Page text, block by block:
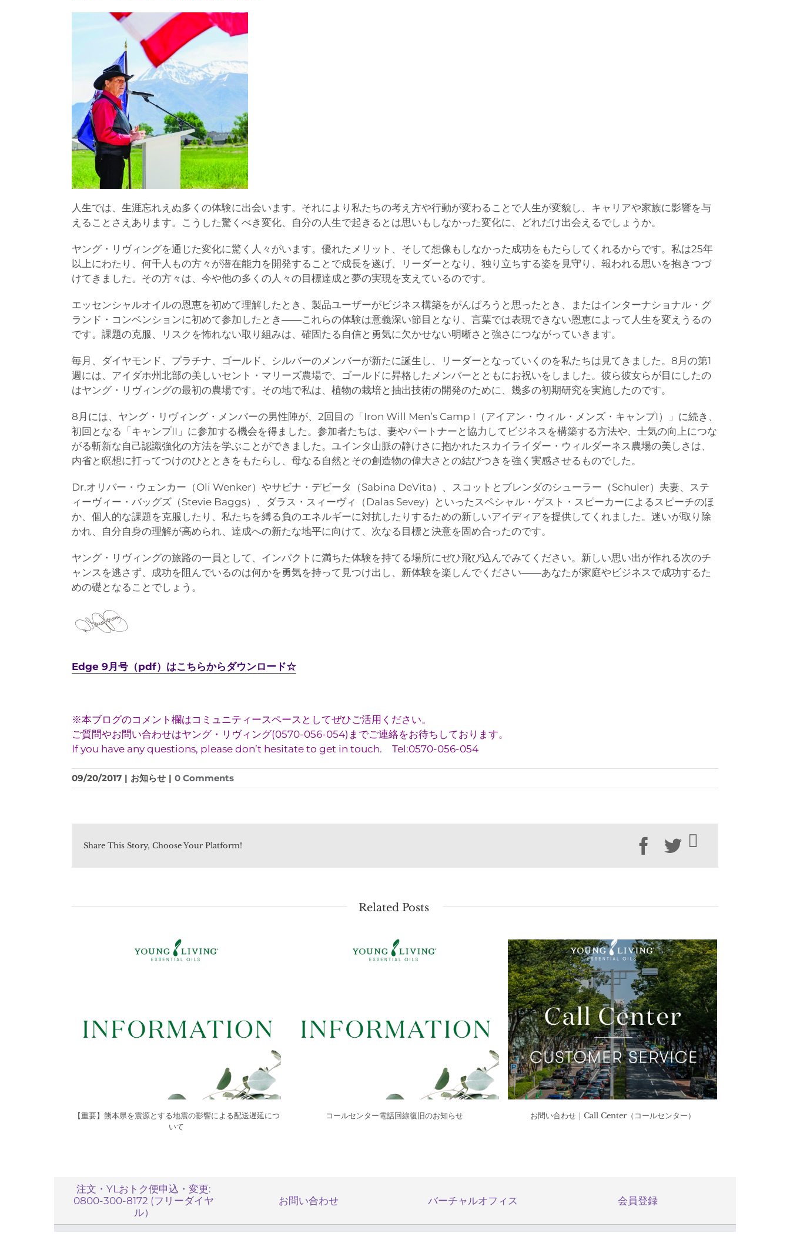
人生では、生涯忘れえぬ多くの体験に出会います。それにより私たちの考え方や行動が変わることで人生が変貌し、キャリアや家族に影響を与
えることさえあります。こうした驚くべき変化、自分の人生で起きるとは思いもしなかった変化に、どれだけ出会えるでしょうか。
ヤング・リヴィングを通じた変化に驚く人々がいます。優れたメリット、そして想像もしなかった成功をもたらしてくれるからです。私は25年
以上にわたり、何千人もの方々が潜在能力を開発することで成長を遂げ、リーダーとなり、独り立ちする姿を見守り、報われる思いを抱きつづ
けてきました。その方々は、今や他の多くの人々の目標達成と夢の実現を支えているのです。
エッセンシャルオイルの恩恵を初めて理解したとき、製品ユーザーがビジネス構築をがんばろうと思ったとき、またはインターナショナル・グ
ランド・コンベンションに初めて参加したとき――これらの体験は意義深い節目となり、言葉では表現できない恩恵によって人生を変えうるの
です。課題の克服、リスクを怖れない取り組みは、確固たる自信と勇気に欠かせない明晰さと強さにつながっていきます。
毎月、ダイヤモンド、プラチナ、ゴールド、シルバーのメンバーが新たに誕生し、リーダーとなっていくのを私たちは見てきました。8月の第1
週には、アイダホ州北部の美しいセント・マリーズ農場で、ゴールドに昇格したメンバーとともにお祝いをしました。彼ら彼女らが目にしたの
はヤング・リヴィングの最初の農場です。その地で私は、植物の栽培と抽出技術の開発のために、幾多の初期研究を実施したのです。
8月には、ヤング・リヴィング・メンバーの男性陣が、2回目の「Iron Will Men’s Camp I（アイアン・ウィル・メンズ・キャンプI）」に続き、
初回となる「キャンプII」に参加する機会を得ました。参加者たちは、妻やパートナーと協力してビジネスを構築する方法や、士気の向上につな
がる斬新な自己認識強化の方法を学ぶことができました。ユインタ山脈の静けさに抱かれたスカイライダー・ウィルダーネス農場の美しさは、
内省と瞑想に打ってつけのひとときをもたらし、母なる自然とその創造物の偉大さとの結びつきを強く実感させるものでした。
Dr.オリバー・ウェンカー（Oli Wenker）やサビナ・デビータ（Sabina DeVita）、スコットとブレンダのシューラー（Schuler）夫妻、ステ
ィーヴィー・バッグズ（Stevie Baggs）、ダラス・スィーヴィ（Dalas Sevey）といったスペシャル・ゲスト・スピーカーによるスピーチのほ
か、個人的な課題を克服したり、私たちを縛る負のエネルギーに対抗したりするための新しいアイディアを提供してくれました。迷いが取り除
かれ、自分自身の理解が高められ、達成への新たな地平に向けて、次なる目標と決意を固め合ったのです。
ヤング・リヴィングの旅路の一員として、インパクトに満ちた体験を持てる場所にぜひ飛び込んでみてください。新しい思い出が作れる次のチ
ャンスを逃さず、成功を阻んでいるのは何かを勇気を持って見つけ出し、新体験を楽しんでください――あなたが家庭やビジネスで成功するた
めの礎となることでしょう。
Edge 9月号（pdf）はこちらからダウンロード☆
※本ブログのコメント欄はコミュニティースペースとしてぜひご活用ください。
ご質問やお問い合わせはヤング・リヴィング(0570-056-054)までご連絡をお待ちしております。
If you have any questions, please don’t hesitate to get in touch. Tel:0570-056-054
09/20/2017 | お知らせ | 0 Comments
Share This Story, Choose Your Platform! Facebook
Twitter
Related Posts
【重要】熊本県を震源とする地震の影響による配送遅延につ
いて
コールセンター電話回線復旧のお知らせ お問い合わせ｜Call Center（コールセンター）
注文・YLおトク便申込・変更:
0800-300-8172 (フリーダイヤ
ル）
お問い合わせ バーチャルオフィス 会員登録